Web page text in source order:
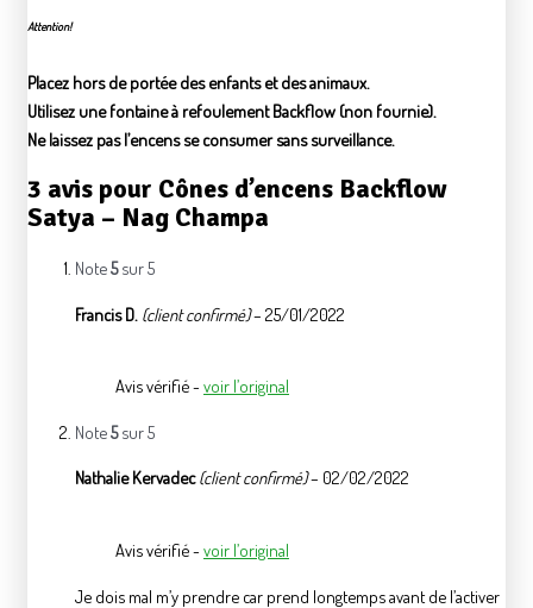
Attention!
Placez hors de portée des enfants et des animaux.
Utilisez une fontaine à refoulement Backflow (non fournie).
Ne laissez pas l’encens se consumer sans surveillance.
3 avis pour Cônes d’encens Backflow
Satya – Nag Champa
Note5sur 5
Francis D. (client confirmé)– 25/01/2022
Avis vérifié - voir l’original
Note5sur 5
Nathalie Kervadec(client confirmé)– 02/02/2022
Avis vérifié - voir l’original
Je dois mal m’y prendre car prend longtemps avant de l’activer